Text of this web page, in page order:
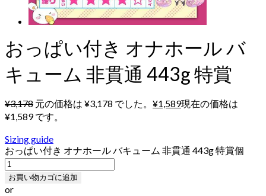
おっぱい付き オナホール バ
キューム 非貫通 443g 特賞
¥3,178 元の価格は ¥3,178 でした。 ¥1,589現在の価格は
¥1,589 です。
Sizing guide
おっぱい付き オナホール バキューム 非貫通 443g 特賞個
お買い物カゴに追加
or